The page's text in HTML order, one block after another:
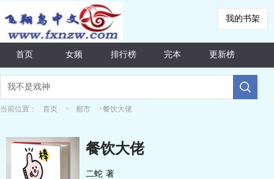
我的书架
首页 女频 排行榜 完本 更新榜
当前位置： 首页 > 都市 >餐饮大佬
餐饮大佬
二蛇 著